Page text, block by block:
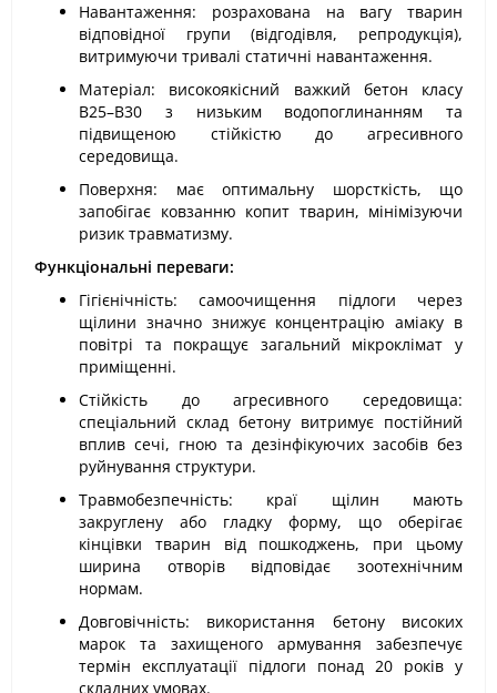
Навантаження: розрахована на вагу тварин
відповідної групи (відгодівля, репродукція),
витримуючи тривалі статичні навантаження.
Матеріал: високоякісний важкий бетон класу
В25–В30 з низьким водопоглинанням та
підвищеною стійкістю до агресивного
середовища.
Поверхня: має оптимальну шорсткість, що
запобігає ковзанню копит тварин, мінімізуючи
ризик травматизму.
Функціональні переваги:
Гігієнічність: самоочищення підлоги через
щілини значно знижує концентрацію аміаку в
повітрі та покращує загальний мікроклімат у
приміщенні.
Стійкість до агресивного середовища:
спеціальний склад бетону витримує постійний
вплив сечі, гною та дезінфікуючих засобів без
руйнування структури.
Травмобезпечність: краї щілин мають
закруглену або гладку форму, що оберігає
кінцівки тварин від пошкоджень, при цьому
ширина отворів відповідає зоотехнічним
нормам.
Довговічність: використання бетону високих
марок та захищеного армування забезпечує
термін експлуатації підлоги понад 20 років у
складних умовах.